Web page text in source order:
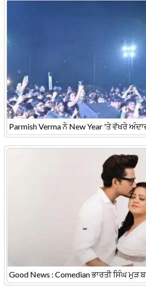
Parmish Verma ਨੇ New Year 'ਤੇ ਵੱਖਰੇ
Good News : Comedian ਭਾਰਤੀ ਸਿੰਘ ਮੁੜ